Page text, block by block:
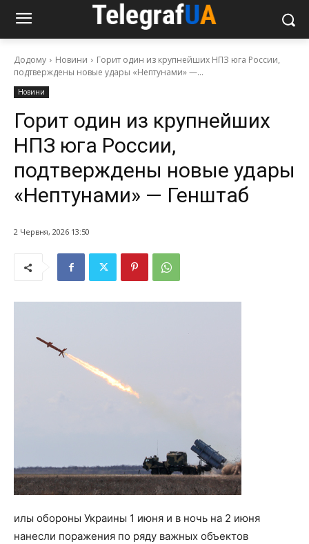
Додому Новини
Горит один из крупнейших НПЗ юга России,
подтверждены новые удары «Нептунами» —...
Новини
Горит один из крупнейших
НПЗ юга России,
подтверждены новые удары
«Нептунами» — Генштаб
2 Червня, 2026 13:50
илы обороны Украины 1 июня и в ночь на 2 июня
нанесли поражения по ряду важных объектов